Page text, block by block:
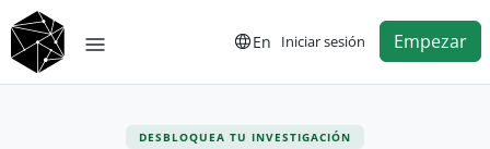
En Iniciar sesión Empezar
DESBLOQUEA TU INVESTIGACIÓN